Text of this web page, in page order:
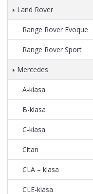
Land Rover
Range Rover Evoque
Range Rover Sport
Mercedes
A-klasa
B-klasa
C-klasa
Citan
CLA – klasa
CLE-klasa